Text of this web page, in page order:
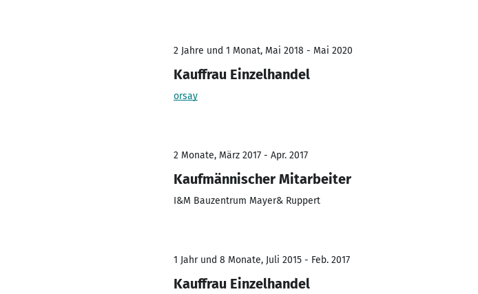
2 Jahre und 1 Monat, Mai 2018 - Mai 2020
Kauffrau Einzelhandel
orsay
2 Monate, März 2017 - Apr. 2017
Kaufmännischer Mitarbeiter
I&M Bauzentrum Mayer& Ruppert
1 Jahr und 8 Monate, Juli 2015 - Feb. 2017
Kauffrau Einzelhandel